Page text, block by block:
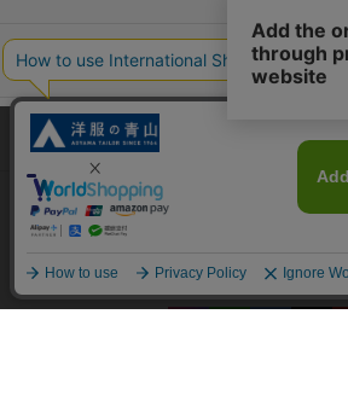
ポリシー・企業情報
オーダースーツなら SHITATE
OFFICIAL
当サイトでは、快適な閲覧体験とコンテンツ
しています。閲覧を続けることで、Cookieの
します。詳細については
同意して閉じる